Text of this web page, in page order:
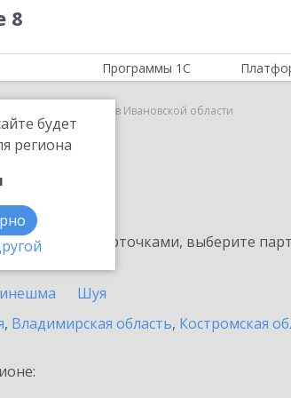
8
будет
региона
Программы 1С
1С:Курьер в Ивановской области
карточками, выберите
Шуя
, Владимирская область, Костромская